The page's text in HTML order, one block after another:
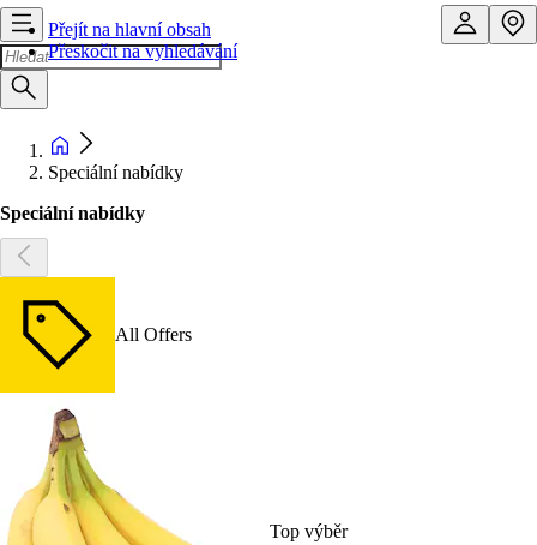
Přejít na hlavní obsah
Přeskočit na vyhledávání
Speciální nabídky
Speciální nabídky
All Offers
Top výběr